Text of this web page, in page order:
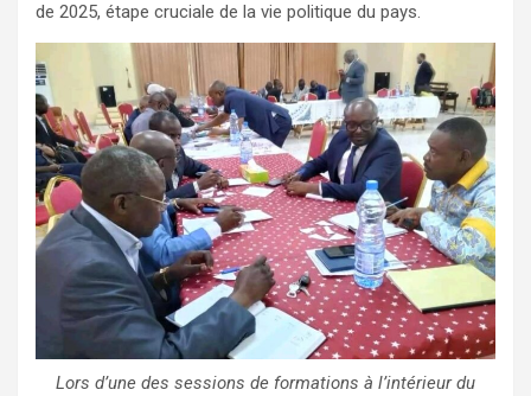
de 2025, étape cruciale de la vie politique du pays.
Lors d’une des sessions de formations à l’intérieur du